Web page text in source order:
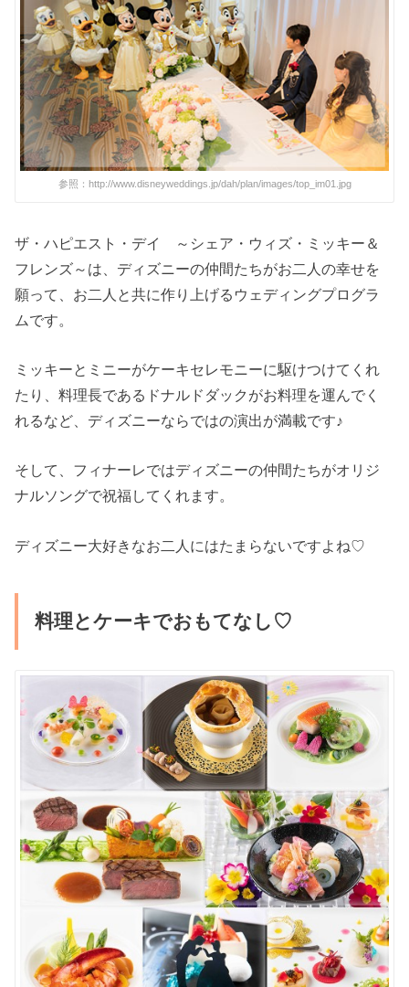
参照：http://www.disneyweddings.jp/dah/plan/images/top_im01.jpg
ザ・ハピエスト・デイ ～シェア・ウィズ・ミッキー＆
フレンズ～は、ディズニーの仲間たちがお二人の幸せを
願って、お二人と共に作り上げるウェディングプログラ
ムです。
ミッキーとミニーがケーキセレモニーに駆けつけてくれ
たり、料理長であるドナルドダックがお料理を運んでく
れるなど、ディズニーならではの演出が満載です♪
そして、 フィナーレではディズニーの仲間たちがオリジ
ナルソングで祝福してくれます。
ディズニー大好きなお二人にはたまらないですよね♡
料理とケーキでおもてなし♡